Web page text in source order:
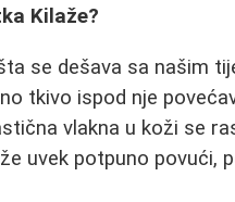
Kilaže?
se dešava sa našim
tkivo ispod nje
vlakna u koži se
uvek potpuno povući,